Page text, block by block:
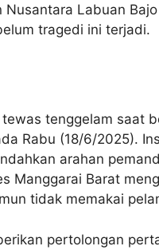
Labuan
tragedi ini terjadi.
tenggelam saat
Rabu (18/6/2025).
arahan
Manggarai Barat
tidak memakai
pertolongan